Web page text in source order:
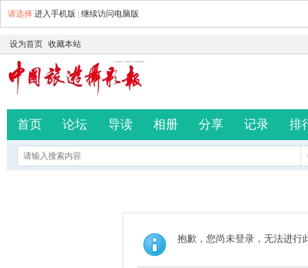
请选择 进入手机版 继续访问电脑版
设为首页 收藏本站
首页 论坛 导读 相册 分享 记录 排
抱歉，您尚未登录，无法进行